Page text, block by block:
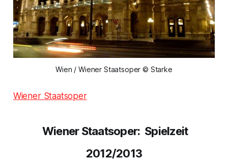
Wien / Wiener Staatsoper © Starke
Wiener Staatsoper
Wiener Staatsoper: Spielzeit
2012/2013